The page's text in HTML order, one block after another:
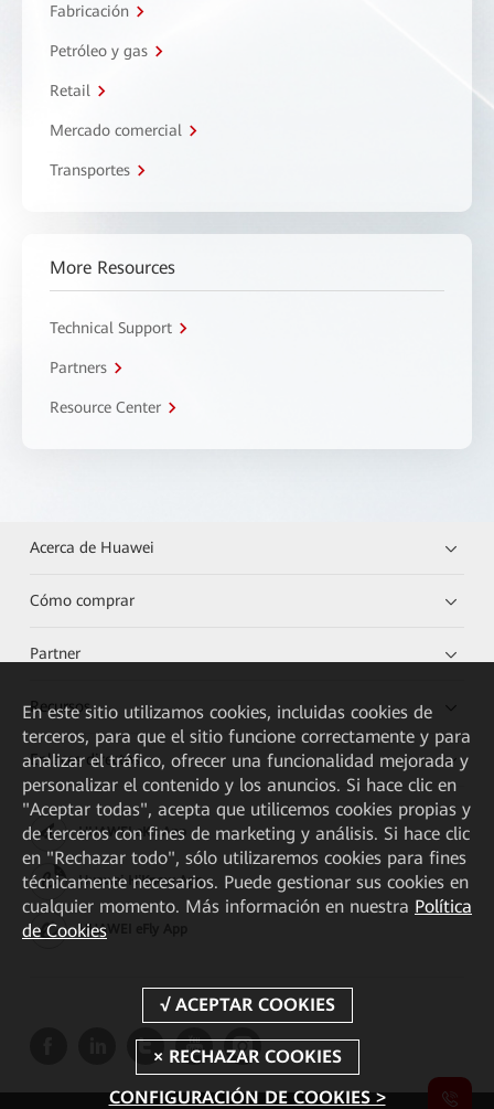
Fabricación
Petróleo y gas
Retail
Mercado comercial
Transportes
More Resources
Technical Support
Partners
Resource Center
Acerca de Huawei
Cómo comprar
Partner
Recursos
Enlaces directos
HUAWEI eKit App
Huawei HiKnow App
HUAWEI eFly App
En este sitio utilizamos cookies, incluidas cookies de
terceros, para que el sitio funcione correctamente y para
analizar el tráfico, ofrecer una funcionalidad mejorada y
personalizar el contenido y los anuncios. Si hace clic en
"Aceptar todas", acepta que utilicemos cookies propias y
de terceros con fines de marketing y análisis. Si hace clic
en "Rechazar todo", sólo utilizaremos cookies para fines
técnicamente necesarios. Puede gestionar sus cookies en
cualquier momento. Más información en nuestra Política
de Cookies
CONFIGURACIÓN DE COOKIES >